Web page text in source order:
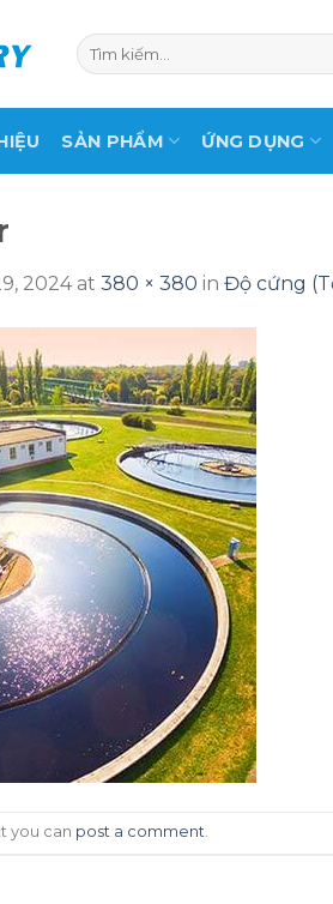
Tìm
kiếm:
SẢN PHẨM ỨNG DỤNG
2024at 380 × 380 in Độ cứng
you can post a comment